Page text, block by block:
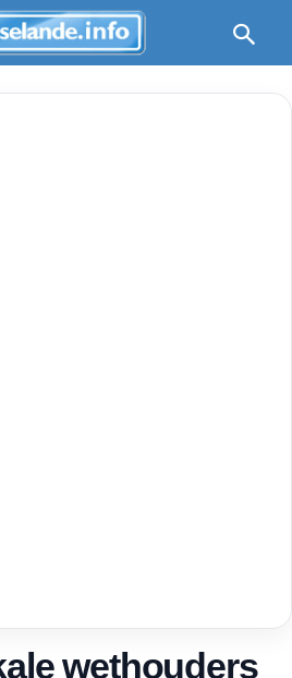
wethouders